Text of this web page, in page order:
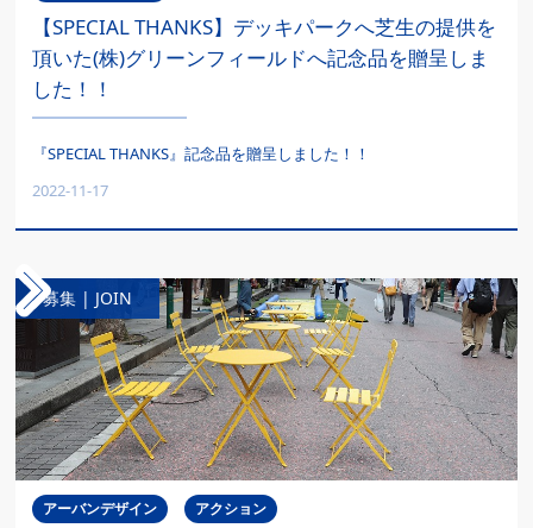
【SPECIAL THANKS】デッキパークへ芝生の提供を
頂いた(株)グリーンフィールドへ記念品を贈呈しま
した！！
『SPECIAL THANKS』記念品を贈呈しました！！
2022-11-17
募集 | JOIN
アーバンデザイン アクション